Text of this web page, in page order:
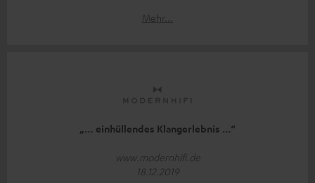
Mehr...
„… einhüllendes Klangerlebnis …“
www.modernhifi.de
18.12.2019